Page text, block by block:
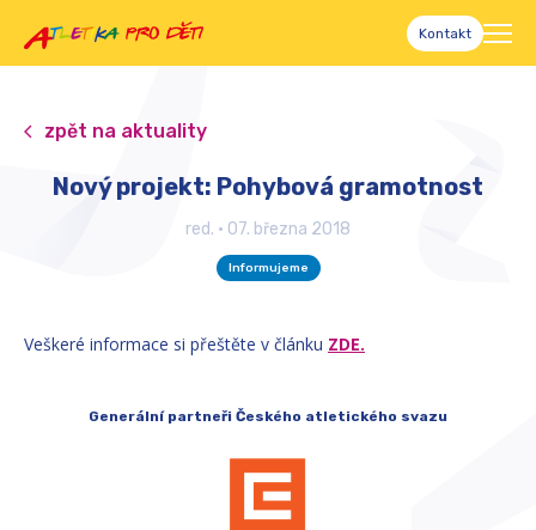
Kontakt
zpět na aktuality
Nový projekt: Pohybová gramotnost
red. • 07. března 2018
Informujeme
Veškeré informace si přeštěte v článku ZDE.
Generální partneři Českého atletického svazu